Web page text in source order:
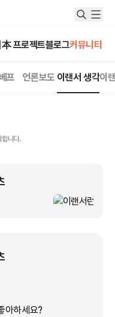
本 프로젝트블로그커뮤니티
프 언론보도 이랜서 생각이
합니다.